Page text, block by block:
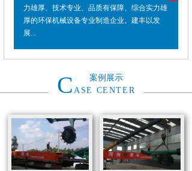
力雄厚、技术专业、品质有保障、综合实力雄
厚的环保机械设备专业制造企业。建丰以发
展...
案例展示
C ASE CENTER